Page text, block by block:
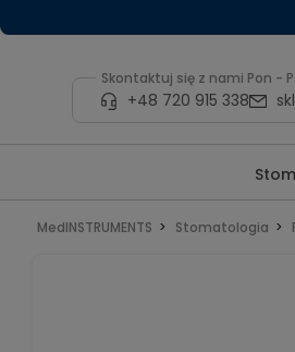
Skontaktuj się z nami Pon -
+48 720 915 338
MedINSTRUMENTS Stomatologia